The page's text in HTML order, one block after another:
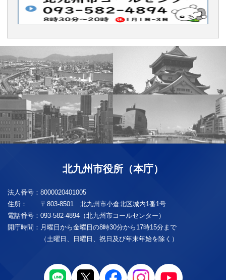
北九州市役所（本庁）
法人番号： 8000020401005
住所：
〒803-8501 北九州市小倉北区城内1番1号
電話番号： 093-582-4894（北九州市コールセンター）
開庁時間： 月曜日から金曜日の8時30分から17時15分まで
（土曜日、日曜日、祝日及び年末年始を除く）